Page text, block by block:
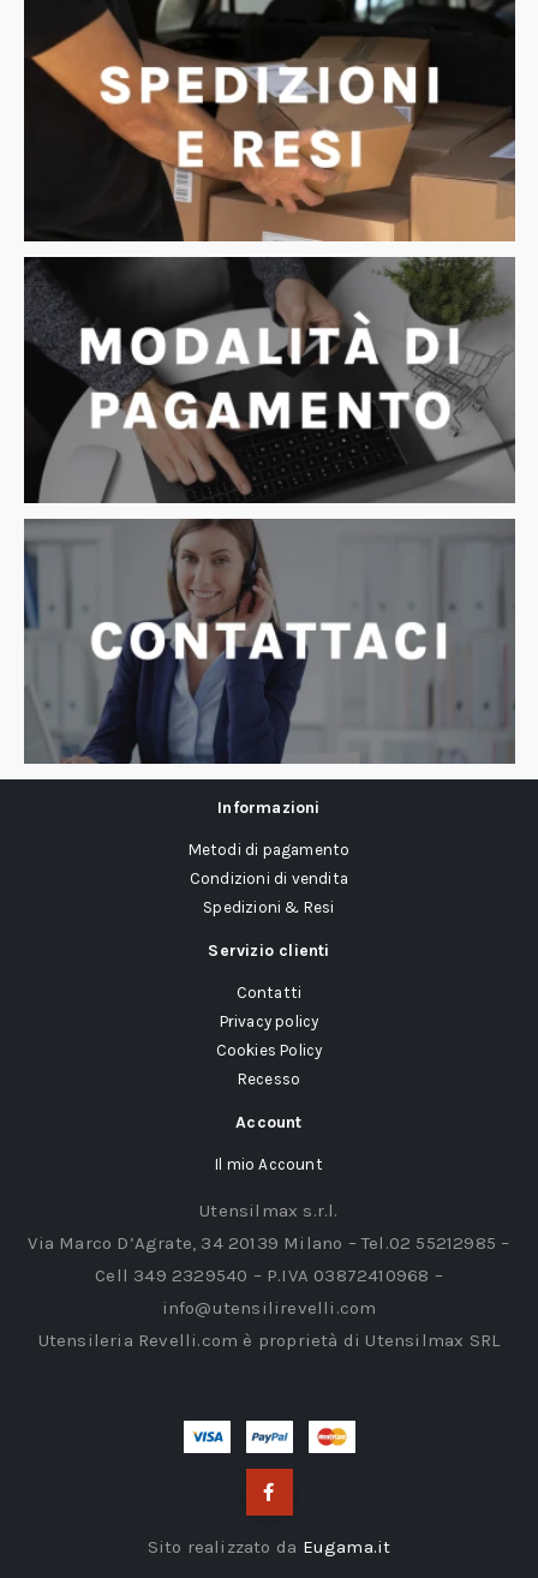
Informazioni
Metodi di pagamento
Condizioni di vendita
Spedizioni & Resi
Servizio clienti
Contatti
Privacy policy
Cookies Policy
Recesso
Account
Il mio Account
Utensilmax s.r.l.
Via Marco D’Agrate, 34 20139 Milano – Tel.02 55212985 –
Cell 349 2329540 – P.IVA 03872410968 –
info@utensilirevelli.com
Utensileria Revelli.com è proprietà di Utensilmax SRL
Sito realizzato da Eugama.it